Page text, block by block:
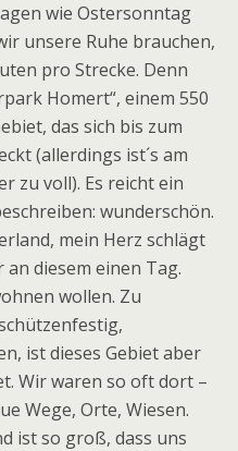
wie Ostersonntag
unsere Ruhe brauchen,
pro Strecke. Denn
Homert“, einem 550
das sich bis zum
(allerdings ist´s am
zu voll). Es reicht ein
wunderschön.
mein Herz schlägt
an diesem einen Tag.
wollen. Zu
ist dieses Gebiet aber
Wir waren so oft dort –
Wege, Orte, Wiesen.
ist so groß, dass uns